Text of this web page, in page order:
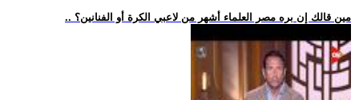
.. مين قالك إن بره مصر العلماء أشهر من لاعبي الكرة أو الفنانين؟